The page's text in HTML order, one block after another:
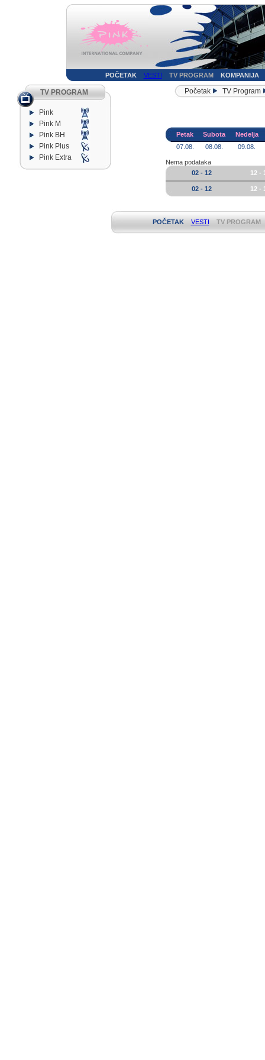
POČETAK VESTI TV PROGRAM KOMPANIJA
TV PROGRAM
Pink
Pink M
Pink BH
Pink Plus
Pink Extra
Početak TV Program
Petak Subota
Nedelja
07.08.
08.08. 09.08.
Nema podataka
02 - 12
12 -
02 - 12 12 -
POČETAK VESTI TV PROGRAM